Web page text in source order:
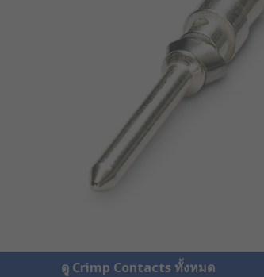
ดู Crimp Contacts ทั้งหมด